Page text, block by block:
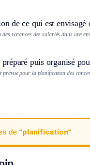
de ce qui est
vacances des salariés dans une
préparé puis organisé
prévue pour la planification des
de “planification“